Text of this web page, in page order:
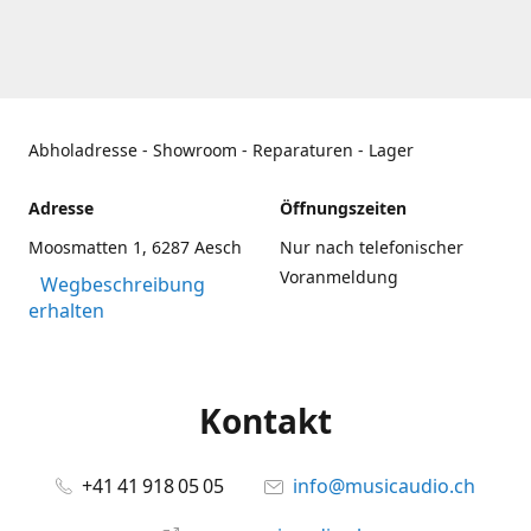
Abholadresse - Showroom - Reparaturen - Lager
Adresse
Moosmatten 1, 6287 Aesch
Wegbeschreibung
erhalten
Öffnungszeiten
Nur nach telefonischer
Voranmeldung
Kontakt
+41 41 918 05 05
info@musicaudio.ch